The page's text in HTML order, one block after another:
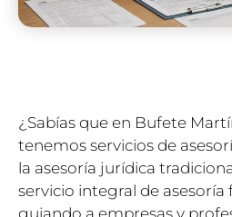
¿Sabías que en Bufete
tenemos servicios de
la asesoría jurídica
servicio integral de asesoría
guiando a empresas y